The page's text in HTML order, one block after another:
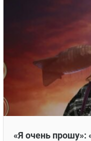
«Я очень прошу»: